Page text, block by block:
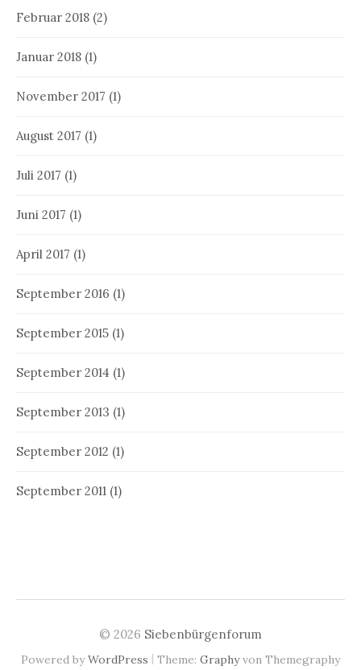
Februar 2018 (2)
Januar 2018 (1)
November 2017 (1)
August 2017 (1)
Juli 2017 (1)
Juni 2017 (1)
April 2017 (1)
September 2016 (1)
September 2015 (1)
September 2014 (1)
September 2013 (1)
September 2012 (1)
September 2011 (1)
© 2026 Siebenbürgenforum
Powered byWordPress | Theme: Graphyvon Themegraphy